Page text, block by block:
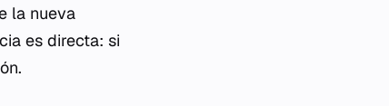
la nueva
es directa: si